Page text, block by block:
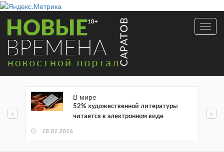
В мире
52% художественной литературы
читается в электронном виде
18.01.2016